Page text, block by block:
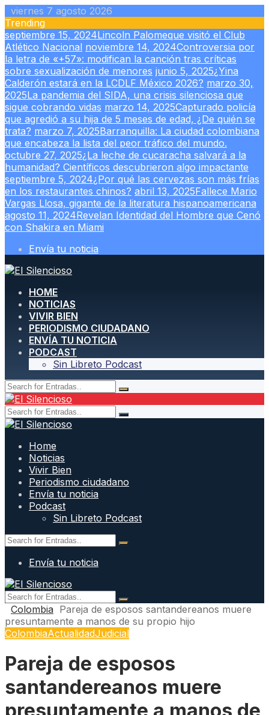
Skip
to
content
viernes 7 agosto 2026
Trending
septiembre 15, 2024Lincoln Palomeque visitó el Club
Atlético Nacional noviembre 14, 2024Controversia por
la letra de «+57»: modifican la canción tras críticas
sobre sexualización de menores junio 5, 2025¿Yina
Calderón estará en la LCDLF México 2026? marzo 30,
2025La pandemia del SIDA, una crisis silenciosa que
sigue cobrando vidas marzo 14, 2025Capturado policía
que agredió a su hija de 5 meses de edad, ¿De quién se
trata? marzo 7, 2025Barranquilla: La ciudad colombiana
que encabeza la lista del peor tráfico del mundo.
octubre 27, 2025¿La leche de cucaracha salvará a la
humanidad? Científicos descubrieron algo impactante
septiembre 5, 2024¿Por qué las cervezas son más frías
en los restaurantes chinos? abril 13, 2025Fallece Mario
Vargas Llosa, gigante de la literatura hispanoamericana
agosto 11, 2024Revelan Identidad del Hombre que Cenó
con Shakira en Miami
Envía tu noticia
HOME
NOTICIAS
VIVIR BIEN
PERIODISMO CIUDADANO
ENVÍA TU NOTICIA
PODCAST
Sin Libreto Podcast
Home
Noticias
Vivir Bien
Periodismo ciudadano
Envía tu noticia
Podcast
Sin Libreto Podcast
Envía tu noticia
Colombia Pareja de esposos santandereanos muere
presuntamente a manos de su propio hijo
ColombiaActualidadJudicial
Pareja de esposos
santandereanos muere